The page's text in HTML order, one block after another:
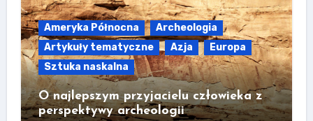
Ameryka Północna
Archeologia
Artykuły tematyczne
Azja
Europa
Sztuka naskalna
O najlepszym przyjacielu człowieka z
perspektywy archeologii